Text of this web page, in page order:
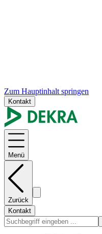
Zum Hauptinhalt springen
Kontakt
Menü
Zurück
Kontakt